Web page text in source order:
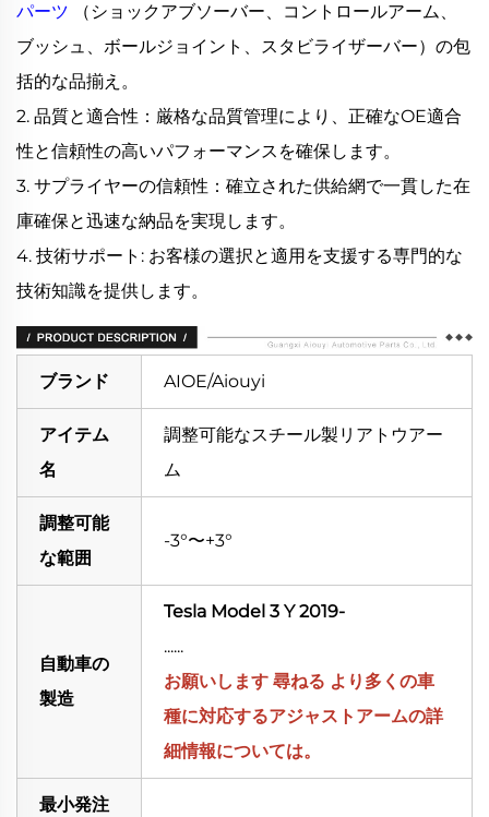
パーツ
（ショックアブソーバー、コントロールアーム、
ブッシュ、ボールジョイント、スタビライザーバー）の包
括的な品揃え。
2. 品質と適合性：厳格な品質管理により、正確なOE適合
性と信頼性の高いパフォーマンスを確保します。
3. サプライヤーの信頼性：確立された供給網で一貫した在
庫確保と迅速な納品を実現します。
4. 技術サポート: お客様の選択と適用を支援する専門的な
技術知識を提供します。
ブランド AIOE/Aiouyi
アイテム
名
調整可能なスチール製リアトウアー
ム
調整可能
な範囲
-3°〜+3°
自動車の
製造
Tesla Model 3 Y 2019-
......
お願いします 尋ねる より多くの車
種に対応するアジャストアームの詳
細情報については。
最小発注